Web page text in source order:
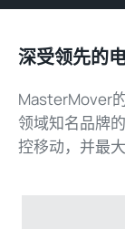
深受领先的
MasterMover
领域知名品牌
控移动，并最